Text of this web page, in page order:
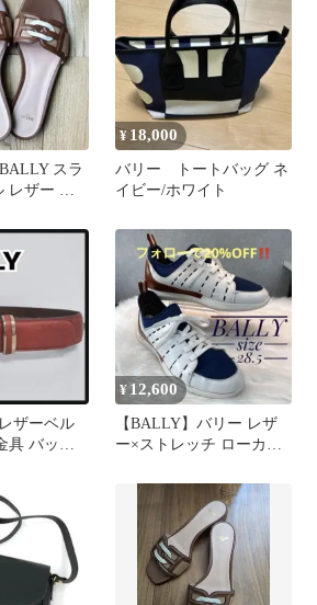
スラ
レザー ク
¥ 18,000
バリー トートバッグ ネ
イビー/ホワイト
ザーベル
具 バッグ
¥12,600
【BALLY】バリー レザ
ー×ストレッチ ローカッ